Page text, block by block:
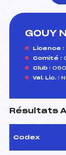
GOUY
Licence :
Comité :
Club :
Val. Lic. :
Résultats
Codex